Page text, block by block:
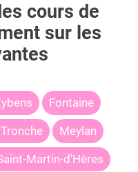
cours de
sur les
Fontaine
Meylan
Martin-d'Hères